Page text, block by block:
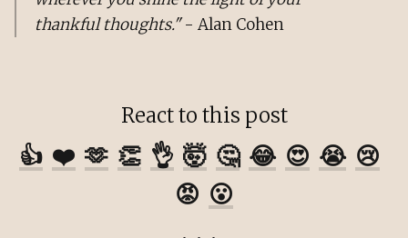
thankful thoughts."- Alan Cohen
React to this post
👍 ❤️ 🫶 👏 👌 🤯 🤔 😂 😍 😭 😢
😡 😮